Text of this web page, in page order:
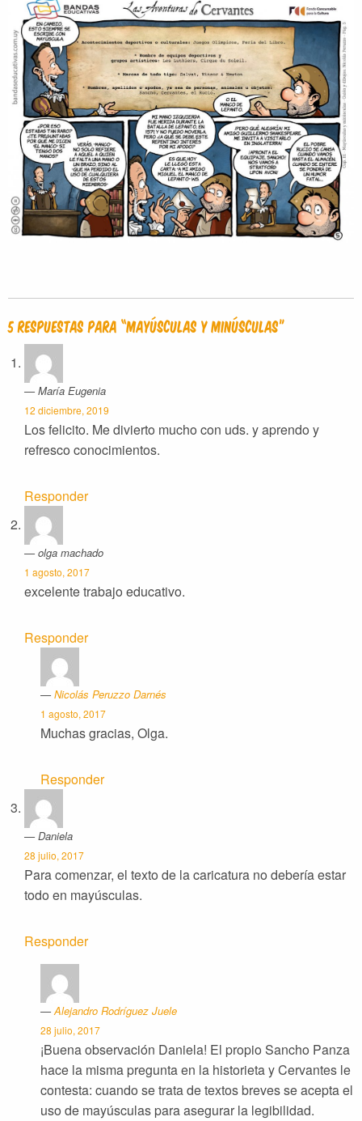
5 Respuestas para “Mayúsculas y minúsculas”
María Eugenia
12 diciembre, 2019
Los felicito. Me divierto mucho con uds. y aprendo y
refresco conocimientos.
Responder
olga machado
1 agosto, 2017
excelente trabajo educativo.
Responder
Nicolás Peruzzo Darnés
1 agosto, 2017
Muchas gracias, Olga.
Responder
Daniela
28 julio, 2017
Para comenzar, el texto de la caricatura no debería estar
todo en mayúsculas.
Responder
Alejandro Rodríguez Juele
28 julio, 2017
¡Buena observación Daniela! El propio Sancho Panza
hace la misma pregunta en la historieta y Cervantes le
contesta: cuando se trata de textos breves se acepta el
uso de mayúsculas para asegurar la legibilidad.